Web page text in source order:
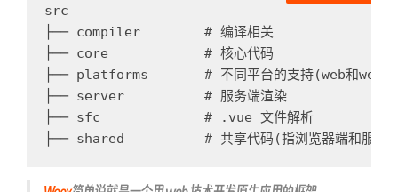
src
├── compiler        # 编译相关
├── core            # 核心代码
├── platforms       # 不同平台的支持(web和weex)
├── server          # 服务端渲染
├── sfc             # .vue 文件解析